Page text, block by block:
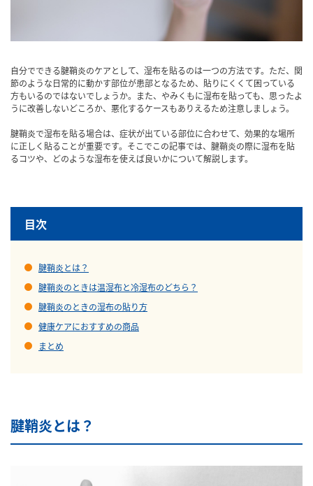
自分でできる腱鞘炎のケアとして、湿布を貼るのは一つの方法です。ただ、関
節のような日常的に動かす部位が患部となるため、貼りにくくて困っている
方もいるのではないでしょうか。また、やみくもに湿布を貼っても、思ったよ
うに改善しないどころか、悪化するケースもありえるため注意しましょう。
腱鞘炎で湿布を貼る場合は、症状が出ている部位に合わせて、効果的な場所
に正しく貼ることが重要です。そこでこの記事では、腱鞘炎の際に湿布を貼
るコツや、どのような湿布を使えば良いかについて解説します。
目次
腱鞘炎とは？
腱鞘炎のときは温湿布と冷湿布のどちら？
腱鞘炎のときの湿布の貼り方
健康ケアにおすすめの商品
まとめ
腱鞘炎とは？